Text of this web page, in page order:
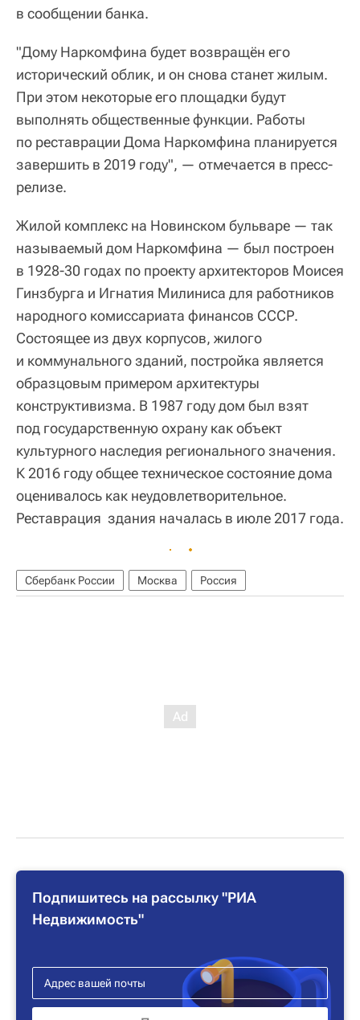
в сообщении банка.
"Дому Наркомфина будет возвращён его
исторический облик, и он снова станет жилым.
При этом некоторые его площадки будут
выполнять общественные функции. Работы
по реставрации Дома Наркомфина планируется
завершить в 2019 году", — отмечается в пресс-
релизе.
Жилой комплекс на Новинском бульваре — так
называемый дом Наркомфина — был построен
в 1928-30 годах по проекту архитекторов Моисея
Гинзбурга и Игнатия Милиниса для работников
народного комиссариата финансов СССР.
Состоящее из двух корпусов, жилого
и коммунального зданий, постройка является
образцовым примером архитектуры
конструктивизма. В 1987 году дом был взят
под государственную охрану как объект
культурного наследия регионального значения.
К 2016 году общее техническое состояние дома
оценивалось как неудовлетворительное.
Реставрация здания началась в июле 2017 года.
Сбербанк России Москва Россия
Подпишитесь на рассылку "РИА
Недвижимость"